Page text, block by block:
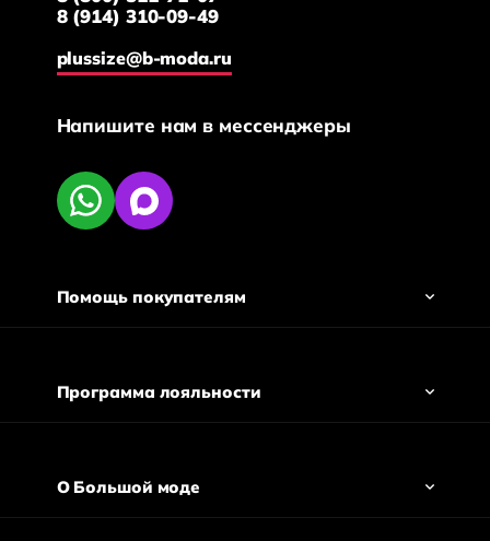
8 (914) 310-09-49
plussize@b-moda.ru
Напишите нам в мессенджеры
Помощь покупателям
Программа лояльности
О Большой моде